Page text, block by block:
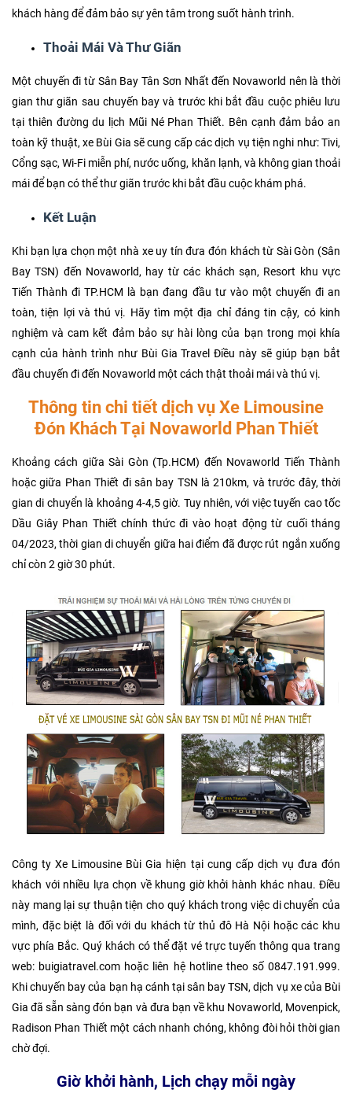
khách hàng để đảm bảo sự yên tâm trong suốt hành trình.
Thoải Mái Và Thư Giãn
Một chuyến đi từ Sân Bay Tân Sơn Nhất đến Novaworld nên là thời
gian thư giãn sau chuyến bay và trước khi bắt đầu cuộc phiêu lưu
tại thiên đường du lịch Mũi Né Phan Thiết. Bên cạnh đảm bảo an
toàn kỹ thuật, xe Bùi Gia sẽ cung cấp các dịch vụ tiện nghi như: Tivi,
Cổng sạc, Wi-Fi miễn phí, nước uống, khăn lạnh, và không gian thoải
mái để bạn có thể thư giãn trước khi bắt đầu cuộc khám phá.
Kết Luận
Khi bạn lựa chọn một nhà xe uy tín đưa đón khách từ Sài Gòn (Sân
Bay TSN) đến Novaworld, hay từ các khách sạn, Resort khu vực
Tiến Thành đi TP.HCM là bạn đang đầu tư vào một chuyến đi an
toàn, tiện lợi và thú vị. Hãy tìm một địa chỉ đáng tin cậy, có kinh
nghiệm và cam kết đảm bảo sự hài lòng của bạn trong mọi khía
cạnh của hành trình như Bùi Gia Travel Điều này sẽ giúp bạn bắt
đầu chuyến đi đến Novaworld một cách thật thoải mái và thú vị.
Thông tin chi tiết dịch vụ Xe Limousine
Đón Khách Tại Novaworld Phan Thiết
Khoảng cách giữa Sài Gòn (Tp.HCM) đến Novaworld Tiến Thành
hoặc giữa Phan Thiết đi sân bay TSN là 210km, và trước đây, thời
gian di chuyển là khoảng 4-4,5 giờ. Tuy nhiên, với việc tuyến cao tốc
Dầu Giây Phan Thiết chính thức đi vào hoạt động từ cuối tháng
04/2023, thời gian di chuyển giữa hai điểm đã được rút ngắn xuống
chỉ còn 2 giờ 30 phút.
Công ty Xe Limousine Bùi Gia hiện tại cung cấp dịch vụ đưa đón
khách với nhiều lựa chọn về khung giờ khởi hành khác nhau. Điều
này mang lại sự thuận tiện cho quý khách trong việc di chuyển của
mình, đặc biệt là đối với du khách từ thủ đô Hà Nội hoặc các khu
vực phía Bắc. Quý khách có thể đặt vé trực tuyến thông qua trang
web: buigiatravel.com hoặc liên hệ hotline theo số 0847.191.999.
Khi chuyến bay của bạn hạ cánh tại sân bay TSN, dịch vụ xe của Bùi
Gia đã sẵn sàng đón bạn và đưa bạn về khu Novaworld, Movenpick,
Radison Phan Thiết một cách nhanh chóng, không đòi hỏi thời gian
chờ đợi.
Giờ khởi hành, Lịch chạy mỗi ngày